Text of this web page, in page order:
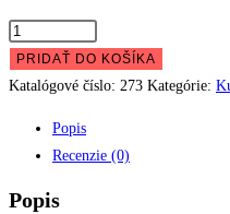
množstvo
Kugoo
KuKirin
PRIDAŤ DO KOŠÍKA
Katalógové číslo: 273 Kategórie:
Popis
Recenzie (0)
Popis